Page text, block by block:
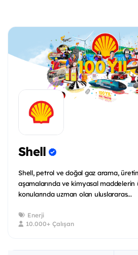
Shell
Shell, petrol ve doğal gaz arama,
aşamalarında ve kimyasal
konularında uzman olan uluslararas...
Enerji
10.000+ Çalışan